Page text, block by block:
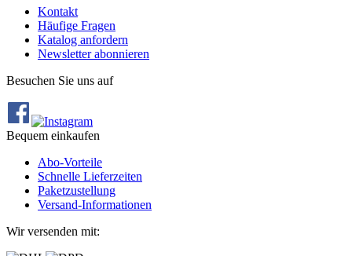
Kontakt
Häufige Fragen
Katalog anfordern
Newsletter abonnieren
Besuchen Sie uns auf
Bequem einkaufen
Abo‐Vorteile
Schnelle Lieferzeiten
Paketzustellung
Versand‐Informationen
Wir versenden mit: